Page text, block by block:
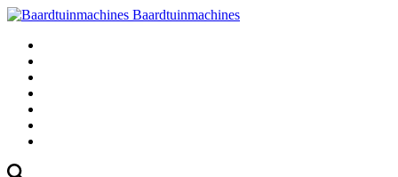
Baardtuinmachines